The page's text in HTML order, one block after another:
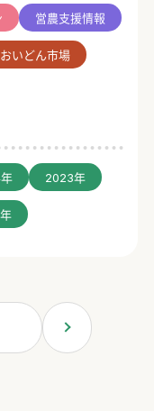
営農支援情報
おいどん市場
2023年